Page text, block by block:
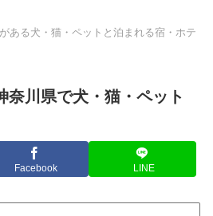
ある犬・猫・ペットと泊まれる宿・ホテ
奈川県で犬・猫・ペット
Facebook LINE